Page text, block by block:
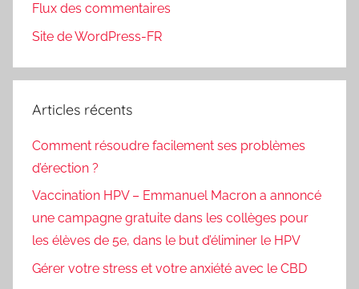
Flux des commentaires
Site de WordPress-FR
Articles récents
Comment résoudre facilement ses problèmes
d’érection ?
Vaccination HPV – Emmanuel Macron a annoncé
une campagne gratuite dans les collèges pour
les élèves de 5e, dans le but d’éliminer le HPV
Gérer votre stress et votre anxiété avec le CBD